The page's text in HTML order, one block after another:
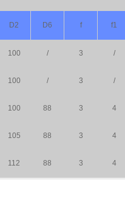
D2 D6 f f1
100 / 3 /
100 / 3 /
100 88 3 4
105 88 3 4
112 88 3 4